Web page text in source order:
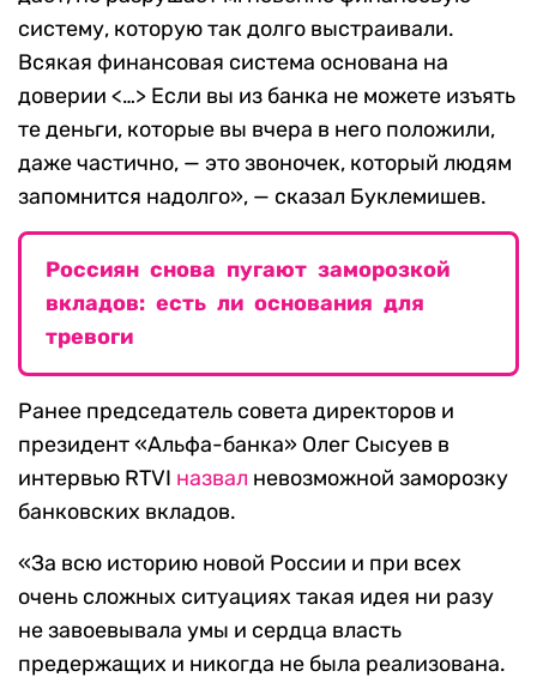
систему, которую так долго выстраивали.
Всякая финансовая система основана на
доверии <…> Если вы из банка не можете изъять
те деньги, которые вы вчера в него положили,
даже частично, — это звоночек, который людям
запомнится надолго», — сказал Буклемишев.
Россиян снова пугают заморозкой
вкладов: есть ли основания для
тревоги
Ранее председатель совета директоров и
президент «Альфа-банка» Олег Сысуев в
интервью RTVI назвал невозможной заморозку
банковских вкладов.
«За всю историю новой России и при всех
очень сложных ситуациях такая идея ни разу
не завоевывала умы и сердца власть
предержащих и никогда не была реализована.